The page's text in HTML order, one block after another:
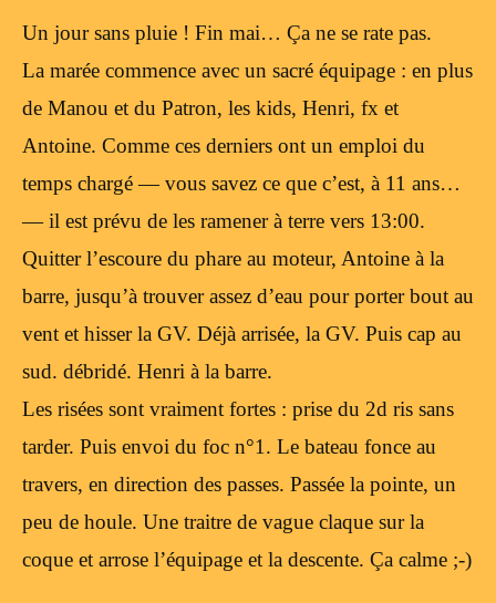
Un jour sans pluie ! Fin mai… Ça ne se rate pas.
La marée commence avec un sacré équipage : en plus
de Manou et du Patron, les kids, Henri, fx et
Antoine. Comme ces derniers ont un emploi du
temps chargé — vous savez ce que c’est, à 11 ans…
— il est prévu de les ramener à terre vers 13:00.
Quitter l’escoure du phare au moteur, Antoine à la
barre, jusqu’à trouver assez d’eau pour porter bout au
vent et hisser la GV. Déjà arrisée, la GV. Puis cap au
sud. débridé. Henri à la barre.
Les risées sont vraiment fortes : prise du 2d ris sans
tarder. Puis envoi du foc n°1. Le bateau fonce au
travers, en direction des passes. Passée la pointe, un
peu de houle. Une traitre de vague claque sur la
coque et arrose l’équipage et la descente. Ça calme ;-)